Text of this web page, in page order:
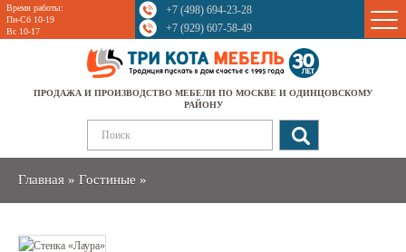
Время работы:
Пн-Сб 10-19
Вс 10-17
+7 (498) 694-23-28
+7 (929) 607-58-49
ПРОДАЖА И ПРОИЗВОДСТВО МЕБЕЛИ ПО МОСКВЕ И ОДИНЦОВСКОМУ
РАЙОНУ
Главная » Гостиные »
Sale